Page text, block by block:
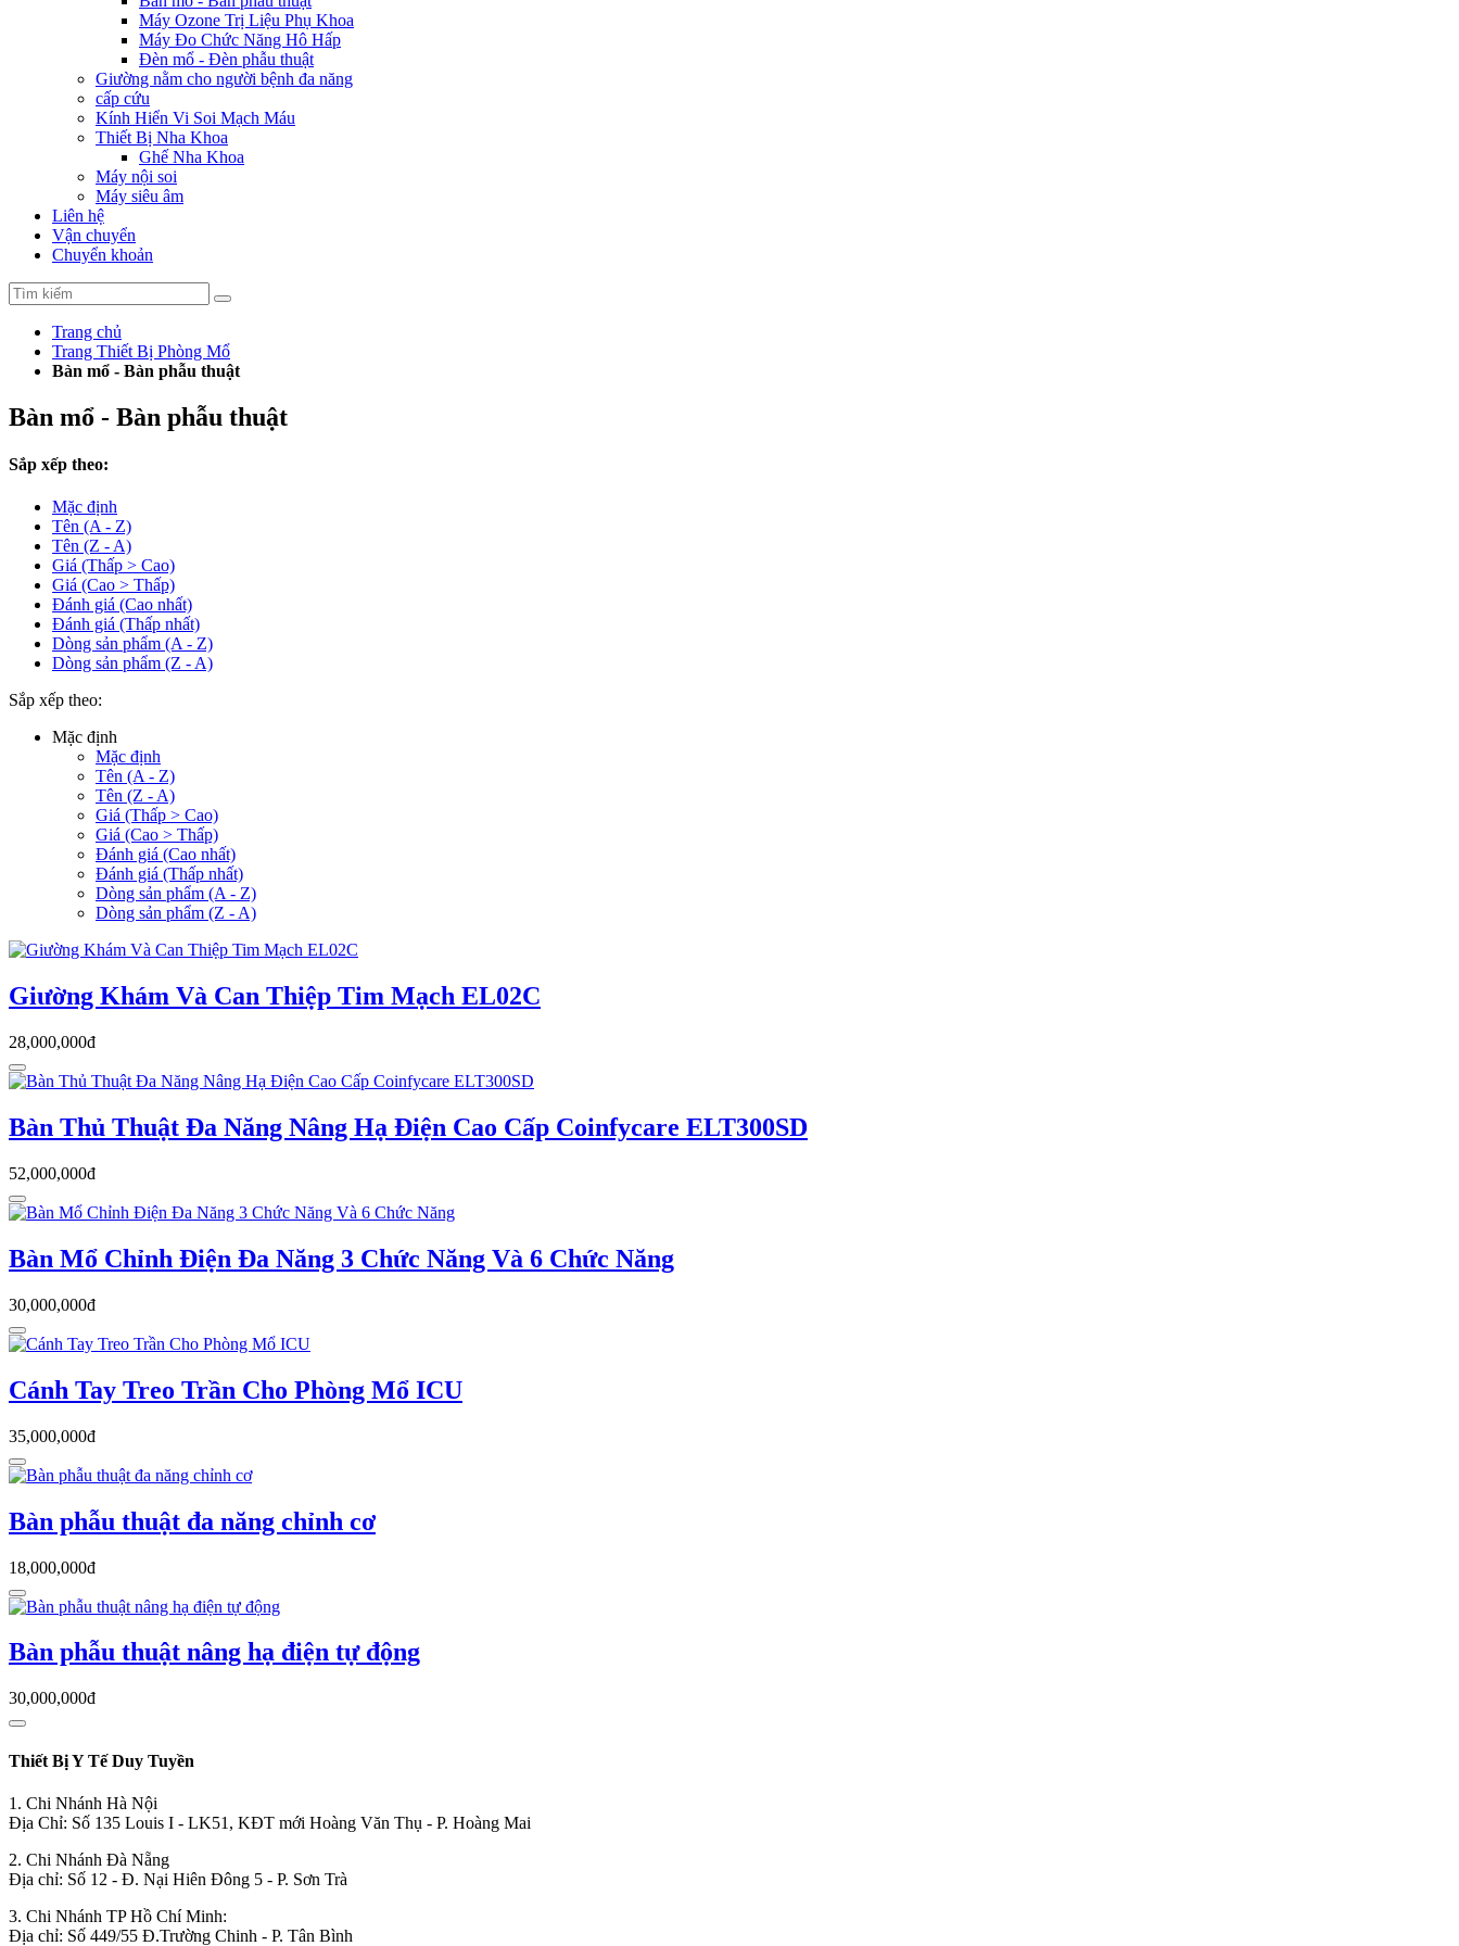
Máy Ozone Trị Liệu Phụ Khoa
Máy Đo Chức Năng Hô Hấp
Đèn mổ - Đèn phẫu thuật
Giường nằm cho người bệnh đa năng
cấp cứu
Kính Hiển Vi Soi Mạch Máu
Thiết Bị Nha Khoa
Ghế Nha Khoa
Máy nội soi
Máy siêu âm
Liên hệ
Vận chuyển
Chuyển khoản
Trang chủ
Trang Thiết Bị Phòng Mổ
Bàn mổ - Bàn phẫu thuật
Bàn mổ - Bàn phẫu thuật
Sắp xếp theo:
Mặc định
Tên (A - Z)
Tên (Z - A)
Giá (Thấp > Cao)
Giá (Cao > Thấp)
Đánh giá (Cao nhất)
Đánh giá (Thấp nhất)
Dòng sản phẩm (A - Z)
Dòng sản phẩm (Z - A)
Sắp xếp theo:
Mặc định
Mặc định
Tên (A - Z)
Tên (Z - A)
Giá (Thấp > Cao)
Giá (Cao > Thấp)
Đánh giá (Cao nhất)
Đánh giá (Thấp nhất)
Dòng sản phẩm (A - Z)
Dòng sản phẩm (Z - A)
Giường Khám Và Can Thiệp Tim Mạch EL02C
28,000,000đ
Bàn Thủ Thuật Đa Năng Nâng Hạ Điện Cao Cấp Coinfycare ELT300SD
52,000,000đ
Bàn Mổ Chỉnh Điện Đa Năng 3 Chức Năng Và 6 Chức Năng
30,000,000đ
Cánh Tay Treo Trần Cho Phòng Mổ ICU
35,000,000đ
Bàn phẫu thuật đa năng chỉnh cơ
18,000,000đ
Bàn phẫu thuật nâng hạ điện tự động
30,000,000đ
Thiết Bị Y Tế Duy Tuyền
1. Chi Nhánh Hà Nội
Địa Chỉ: Số 135 Louis I - LK51, KĐT mới Hoàng Văn Thụ - P. Hoàng Mai
2. Chi Nhánh Đà Nẵng
Địa chỉ: Số 12 - Đ. Nại Hiên Đông 5 - P. Sơn Trà
3. Chi Nhánh TP Hồ Chí Minh:
Địa chỉ: Số 449/55 Đ.Trường Chinh - P. Tân Bình